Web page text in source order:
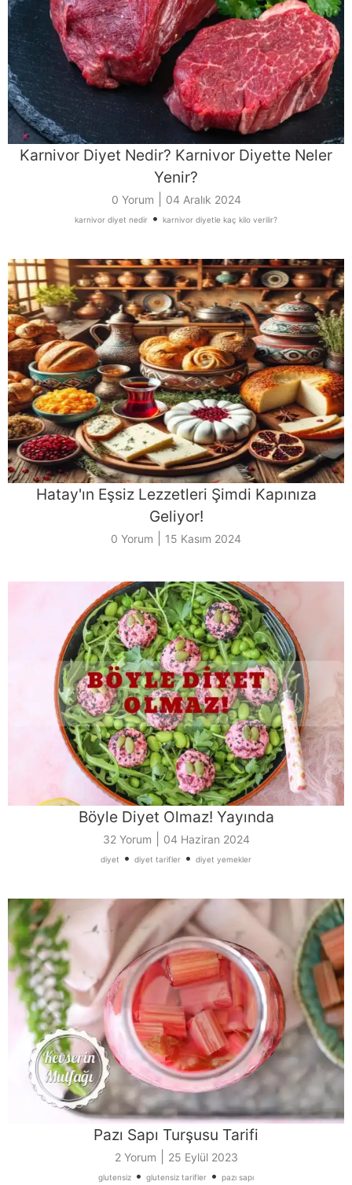
Karnivor Diyet Nedir? Karnivor Diyette Neler
Yenir?
0 Yorum 04 Aralık 2024
karnivor diyet nedir • karnivor diyetle kaç kilo verilir?
Hatay'ın Eşsiz Lezzetleri Şimdi Kapınıza
Geliyor!
0 Yorum 15 Kasım 2024
Böyle Diyet Olmaz! Yayında
32 Yorum 04 Haziran 2024
diyet • diyet tarifler • diyet yemekler
Pazı Sapı Turşusu Tarifi
2 Yorum 25 Eylül 2023
glutensiz • glutensiz tarifler • pazı sapı